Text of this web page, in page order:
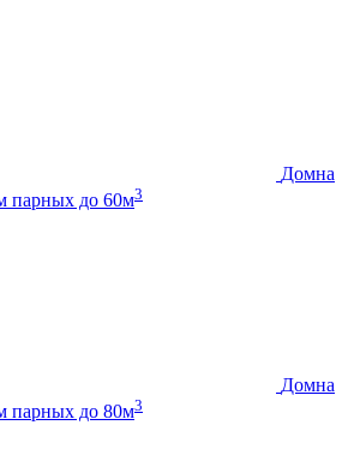
Домна
парных до 60м3
Домна
парных до 80м3